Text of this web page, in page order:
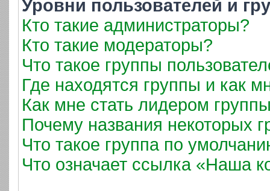
Уровни пользователей и
Кто такие администраторы?
Кто такие модераторы?
Что такое группы
Где находятся группы и как
Как мне стать лидером
Почему названия некоторых
Что такое группа по
Что означает ссылка «Наша